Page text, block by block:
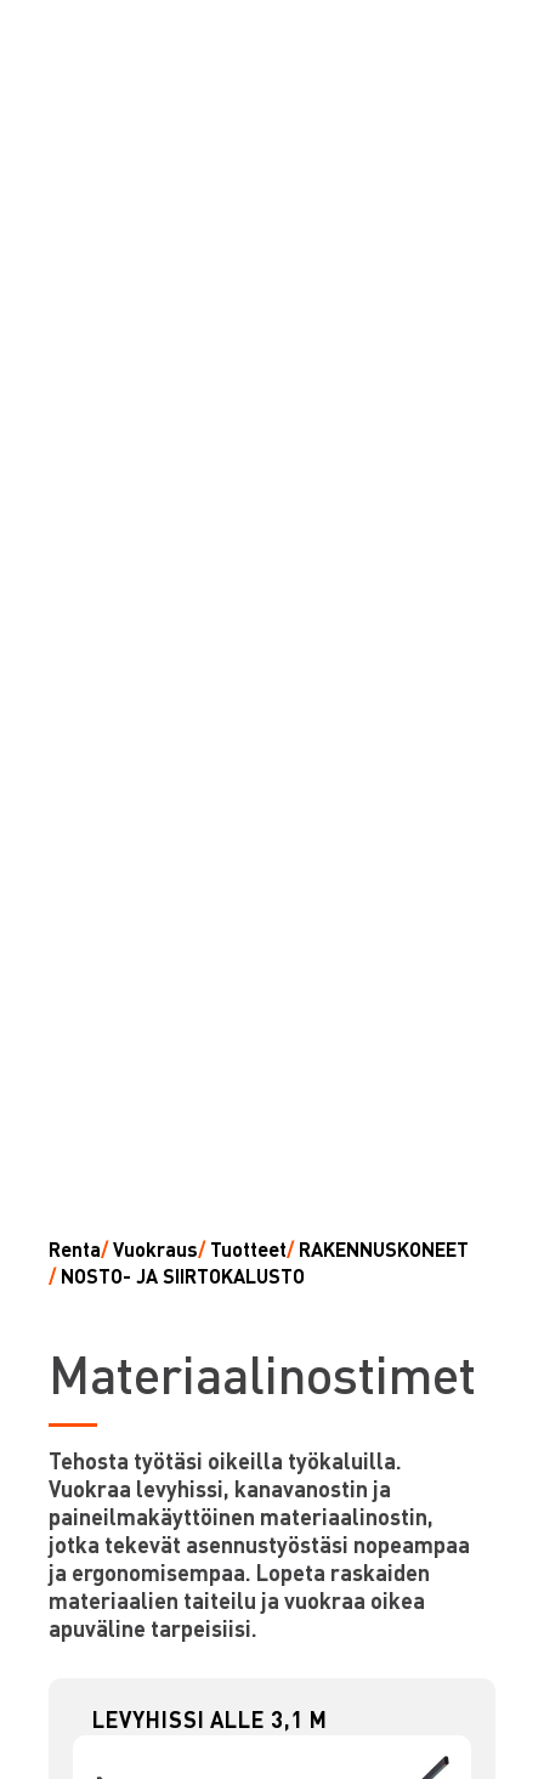
Renta/Vuokraus/ Tuotteet/ RAKENNUSKONEET
/ NOSTO- JA SIIRTOKALUSTO
Materiaalinostimet
Tehosta työtäsi oikeilla työkaluilla.
Vuokraa levyhissi, kanavanostin ja
paineilmakäyttöinen materiaalinostin,
jotka tekevät asennustyöstäsi nopeampaa
ja ergonomisempaa. Lopeta raskaiden
materiaalien taiteilu ja vuokraa oikea
apuväline tarpeisiisi.
LEVYHISSI ALLE 3,1 M